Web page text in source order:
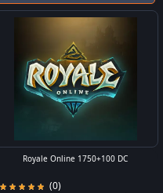
Royale Online 1750+100 DC
(0)